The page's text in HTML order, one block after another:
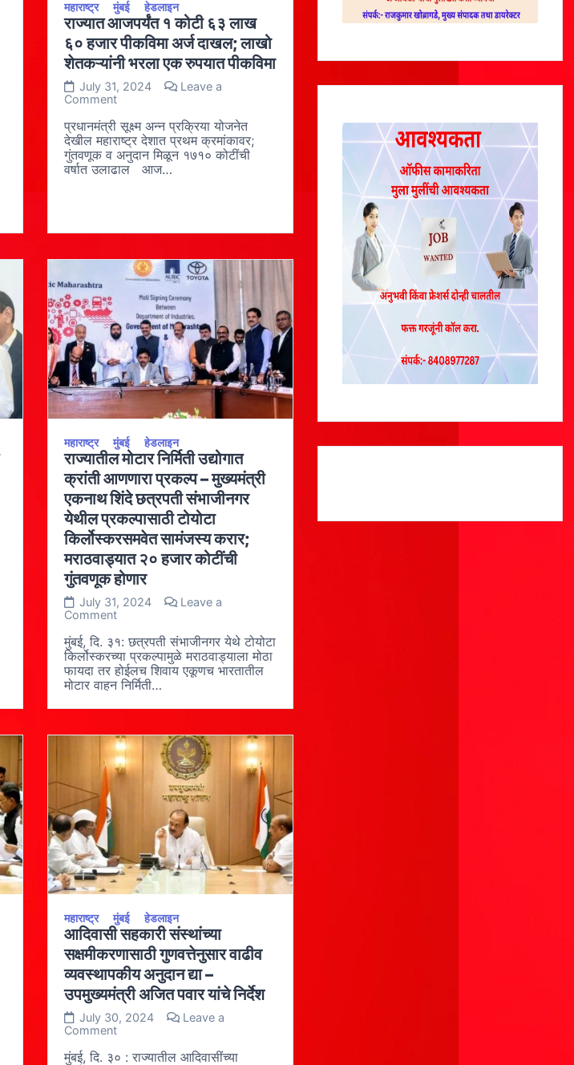
महाराष्ट्र मुंबई हेडलाइन
राज्यात आजपर्यंत १ कोटी ६३ लाख
६० हजार पीकविमा अर्ज दाखल; लाखो
शेतकऱ्यांनी भरला एक रुपयात पीकविमा
July 31, 2024
Leave a
Commenton
आजपर्यंत
१
कोटी
६३
लाख
शेतकऱ्यांनी
भरला
रुपयात
पीकविमा
प्रधानमंत्री सूक्ष्म अन्न प्रक्रिया योजनेत
देखील महाराष्ट्र देशात प्रथम क्रमांकावर;
गुंतवणूक व अनुदान मिळून १७१० कोटींची
वर्षात उलाढाल आज…
महाराष्ट्र मुंबई हेडलाइन
राज्यातील मोटार निर्मिती उद्योगात
क्रांती आणणारा प्रकल्प – मुख्यमंत्री
एकनाथ शिंदे छत्रपती संभाजीनगर
येथील प्रकल्पासाठी टोयोटा
किर्लोस्करसमवेत सामंजस्य करार;
मराठवाड्यात २० हजार कोटींची
गुंतवणूक होणार
July 31, 2024
Leave a
Commenton
मोटार
निर्मिती
उद्योगात
क्रांती
आणणारा
एकनाथ
शिंदे
छत्रपती
किर्लोस्करसमवेत
करार;
मराठवाड्यात
२०
हजार
कोटींची
गुंतवणूक
होणार
मुंबई, दि. ३१: छत्रपती संभाजीनगर येथे टोयोटा
किर्लोस्करच्या प्रकल्पामुळे मराठवाड्याला मोठा
फायदा तर होईलच शिवाय एकूणच भारतातील
मोटार वाहन निर्मिती…
महाराष्ट्र मुंबई हेडलाइन
आदिवासी सहकारी संस्थांच्या
सक्षमीकरणासाठी गुणवत्तेनुसार वाढीव
व्यवस्थापकीय अनुदान द्या –
उपमुख्यमंत्री अजित पवार यांचे निर्देश
July 30, 2024
Leave a
Commenton
सहकारी
मुंबई, दि. ३० : राज्यातील आदिवासींच्या